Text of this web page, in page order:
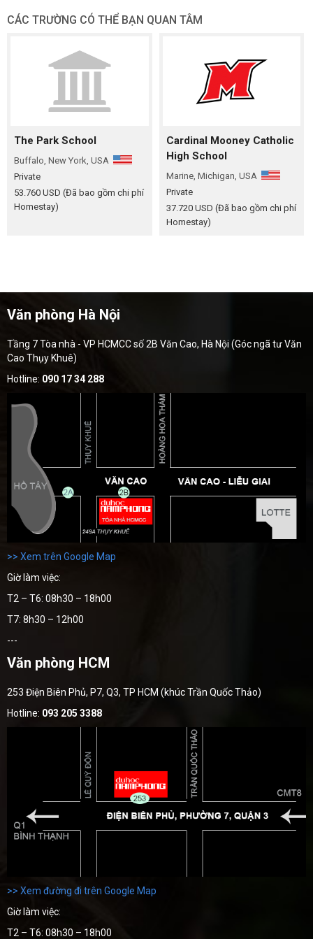
CÁC TRƯỜNG CÓ THỂ BẠN QUAN TÂM
The Park School
Buffalo, New York, USA
Private
53.760 USD (Đã bao gồm chi phí
Homestay)
Cardinal Mooney Catholic
High School
Marine, Michigan, USA
Private
37.720 USD (Đã bao gồm chi phí
Homestay)
Văn phòng Hà Nội
Tầng 7 Tòa nhà - VP HCMCC số 2B Văn Cao, Hà Nội (Góc ngã tư Văn
Cao Thụy Khuê)
Hotline: 090 17 34 288
>> Xem trên Google Map
Giờ làm việc:
T2 – T6: 08h30 – 18h00
T7: 8h30 – 12h00
---
Văn phòng HCM
253 Điện Biên Phủ, P7, Q3, TP HCM (khúc Trần Quốc Thảo)
Hotline: 093 205 3388
>> Xem đường đi trên Google Map
Giờ làm việc:
T2 – T6: 08h30 – 18h00